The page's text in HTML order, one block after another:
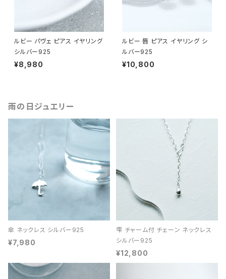
ルビー パヴェ ピアス イヤリング
シルバー925
¥8,980
ルビー 唇 ピアス イヤリング シ
ルバー925
¥10,800
雨の日ジュエリー
傘 ネックレス シルバー925
¥7,980
雫 チャーム付 チェーン ネックレス
シルバー925
¥12,800